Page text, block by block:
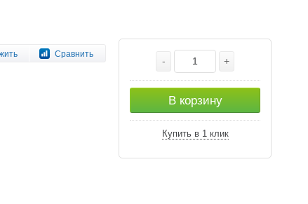
Сравнить
- +
В корзину
Купить в 1 клик